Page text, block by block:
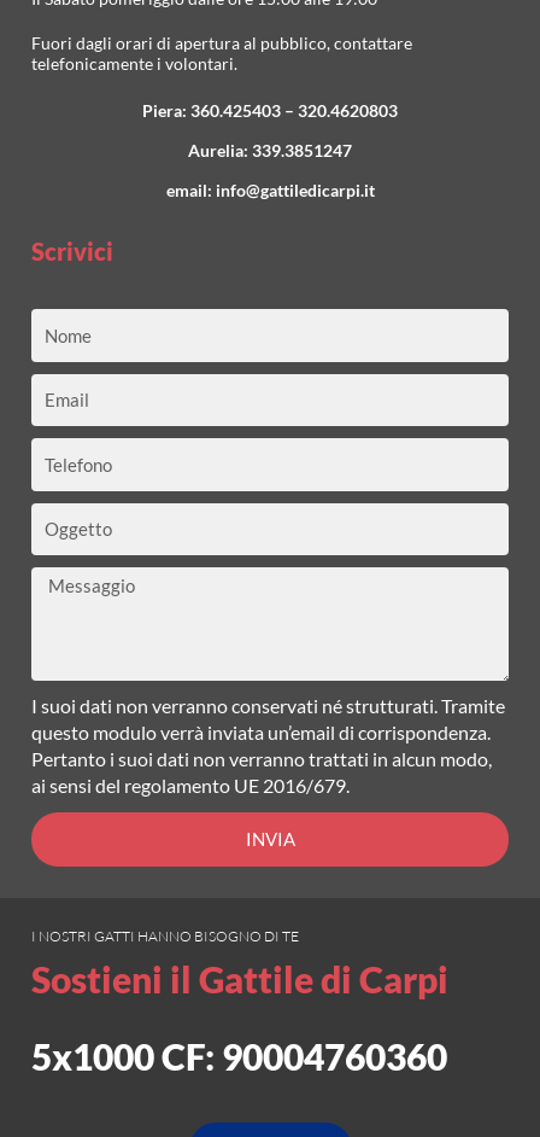
Fuori dagli orari di apertura al pubblico, contattare
telefonicamente i volontari.
Piera: 360.425403 – 320.4620803
Aurelia: 339.3851247
email: info@gattiledicarpi.it
Scrivici
Messaggio
I suoi dati non verranno conservati né strutturati. Tramite
questo modulo verrà inviata un’email di corrispondenza.
Pertanto i suoi dati non verranno trattati in alcun modo,
ai sensi del regolamento UE 2016/679.
INVIA
I NOSTRI GATTI HANNO BISOGNO DI TE
Sostieni il Gattile di Carpi
5x1000 CF: 90004760360